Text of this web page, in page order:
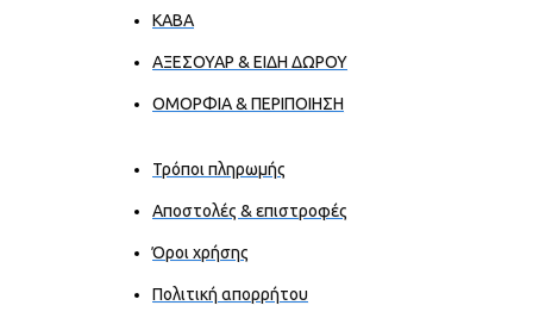
ΚΑΒΑ
ΑΞΕΣΟΥΑΡ & ΕΙΔΗ ΔΩΡΟΥ
ΟΜΟΡΦΙΑ & ΠΕΡΙΠΟΙΗΣΗ
Τρόποι πληρωμής
Αποστολές & επιστροφές
Όροι χρήσης
Πολιτική απορρήτου